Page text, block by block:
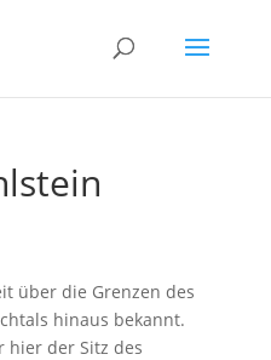
über die Grenzen des
hinaus bekannt.
hier der Sitz des